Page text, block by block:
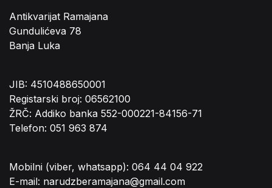
Antikvarijat Ramajana
Gundulićeva 78
Banja Luka
JIB: 4510488650001
Registarski broj: 06562100
ŽRČ: Addiko banka 552-000221-84156-71
Telefon: 051 963 874
Mobilni (viber, whatsapp): 064 44 04 922
E-mail: narudzberamajana@gmail.com